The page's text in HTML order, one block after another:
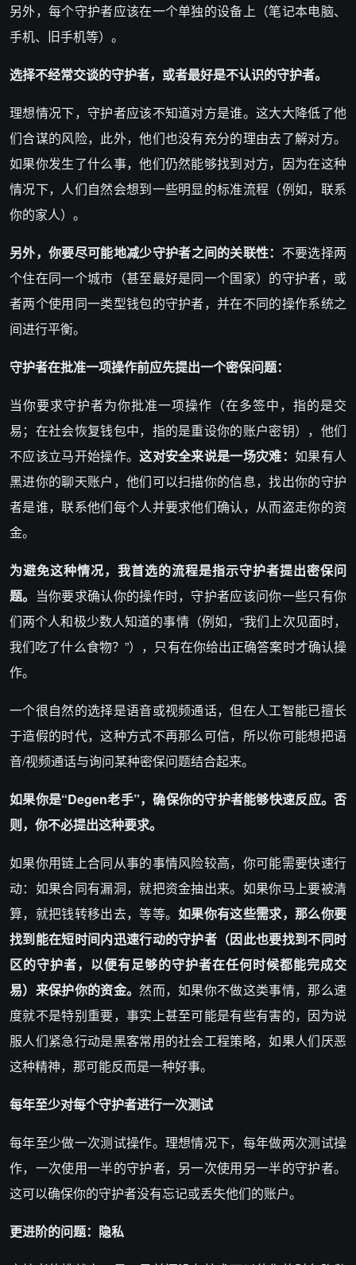
另外，每个守护者应该在一个单独的设备上（笔记本电脑、
手机、旧手机等）。
选择不经常交谈的守护者，或者最好是不认识的守护者。
理想情况下，守护者应该不知道对方是谁。这大大降低了他
们合谋的风险，此外，他们也没有充分的理由去了解对方。
如果你发生了什么事，他们仍然能够找到对方，因为在这种
情况下，人们自然会想到一些明显的标准流程（例如，联系
你的家人）。
另外，你要尽可能地减少守护者之间的关联性： 不要选择两
个住在同一个城市（甚至最好是同一个国家）的守护者，或
者两个使用同一类型钱包的守护者，并在不同的操作系统之
间进行平衡。
守护者在批准一项操作前应先提出一个密保问题：
当你要求守护者为你批准一项操作（在多签中，指的是交
易；在社会恢复钱包中，指的是重设你的账户密钥），他们
不应该立马开始操作。这对安全来说是一场灾难：如果有人
黑进你的聊天账户，他们可以扫描你的信息，找出你的守护
者是谁，联系他们每个人并要求他们确认，从而盗走你的资
金。
为避免这种情况，我首选的流程是指示守护者提出密保问
题。 当你要求确认你的操作时，守护者应该问你一些只有你
们两个人和极少数人知道的事情（例如，“我们上次见面时，
我们吃了什么食物？”），只有在你给出正确答案时才确认操
作。
一个很自然的选择是语音或视频通话，但在人工智能已擅长
于造假的时代，这种方式不再那么可信，所以你可能想把语
音/视频通话与询问某种密保问题结合起来。
如果你是“Degen老手”，确保你的守护者能够快速反应。否
则， 你不必提出这种要求。
如果你用链上合同从事的事情风险较高，你可能需要快速行
动：如果合同有漏洞，就把资金抽出来。如果你马上要被清
算，就把钱转移出去，等等。如果你有这些需求，那么你要
找到能在短时间内迅速行动的守护者 （因此也要找到不同时
区的守护者，以便有足够的守护者在任何时候都能完成交
易）来保护你的资金。然而，如果你不做这类事情，那么速
度就不是特别重要，事实上甚至可能是有些有害的，因为说
服人们紧急行动是黑客常用的社会工程策略，如果人们厌恶
这种精神，那可能反而是一种好事。
每年至少对每个守护者进行一次测试
每年至少做一次测试操作。理想情况下，每年做两次测试操
作，一次使用一半的守护者，另一次使用另一半的守护者。
这可以确保你的守护者没有忘记或丢失他们的账户。
更进阶的问题： 隐私